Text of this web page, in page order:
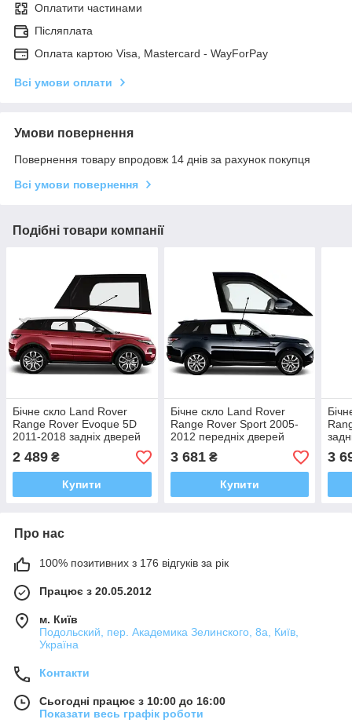
Оплатити частинами
Післяплата
Оплата картою Visa, Mastercard - WayForPay
Всі умови оплати
Умови повернення
Повернення товару впродовж 14 днів за рахунок покупця
Всі умови повернення
Подібні товари компанії
Бічне скло Land Rover
Range Rover Evoque 5D
2011-2018 задніх дверей
праве
2 489 ₴
Купити
Бічне скло Land Rover
Range Rover Sport 2005-
2012 передніх дверей
праве
3 681₴
Купити
3
Про нас
100% позитивних з 176 відгуків за рік
Працює з 20.05.2012
м. Київ
Подольский, пер. Академика Зелинского, 8а, Київ,
Україна
Контакти
Сьогодні працює з 10:00 до 16:00
Показати весь графік роботи